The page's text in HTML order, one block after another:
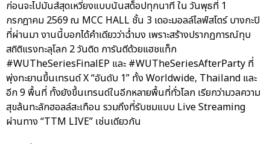
ก่อนจะไปมันส์สุดเหวี่ยงแบบนันสต็อปทุกนาที ใน วันพุธที่ 1
กรกฎาคม 2569 ณ MCC HALL ชั้น 3 เดอะมอลล์ไลฟ์สโตร์ บางกะปิ
ที่ผ่านมา งานนี้บอกได้คำเดียวว่าฉ่ำมง เพราะสร้างปรากฏการณ์ทุบ
สถิติแรงทะลุโลก 2 วันติด การันตีด้วยแฮชแท็ก
#WUTheSeriesFinalEP และ #WUTheSeriesAfterParty ที่
พุ่งทะยานขึ้นเทรนด์ X “อันดับ 1” ทั้ง Worldwide, Thailand และ
อีก 9 พื้นที่ ทั้งยังขึ้นเทรนด์ในอีกหลายพื้นที่ทั่วโลก เรียกว่ามวลความ
สุขล้นทะลักฮอลล์สะเทือน รวมถึงที่รับชมแบบ Live Streaming
ผ่านทาง “TTM LIVE” เช่นเดียวกัน